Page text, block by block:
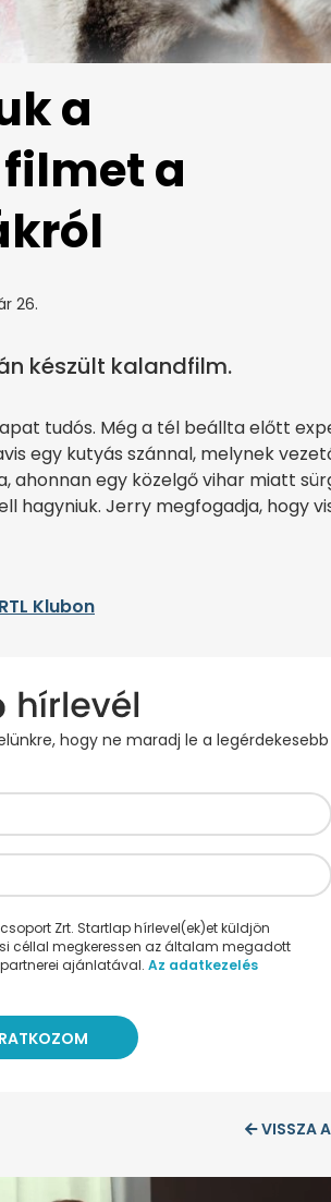
a
a
26.
készült kalandfilm.
tudós. Még a tél beállta előtt
egy kutyás szánnal, melynek
ahonnan egy közelgő vihar miatt
hagyniuk. Jerry megfogadja, hogy
Klubon
hogy ne maradj le a legérdekesebb
Zrt. Startlap hírlevel(ek)et küldjön
céllal megkeressen az általam megadott
ajánlatával. Az adatkezelés
VISSZA